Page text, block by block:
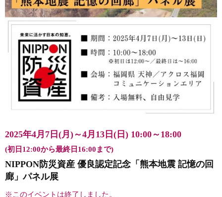
2025年4月7日(月)～4月13日(日) 10:00～18:00
(初日12:00から最終日16:00まで)
NIPPON防災資産 優良認定記念「熊本地震 記憶の回
廊」パネル展
※このイベントは終了しました。